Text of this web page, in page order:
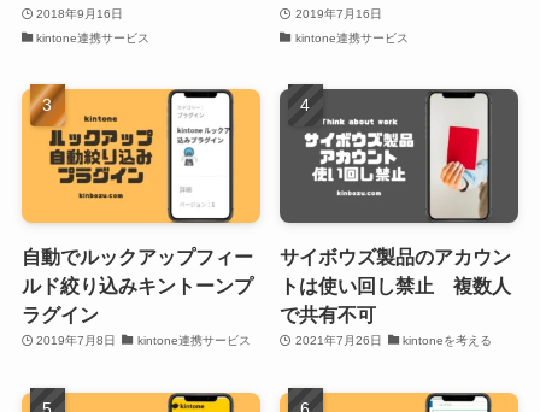
2018年9月16日
kintone連携サービス
2019年7月16日
kintone連携サービス
自動でルックアップフィー
ルド絞り込みキントーンプ
ラグイン
2019年7月8日 kintone連携サービス
サイボウズ製品のアカウン
トは使い回し禁止 複数人
で共有不可
2021年7月26日 kintoneを考える